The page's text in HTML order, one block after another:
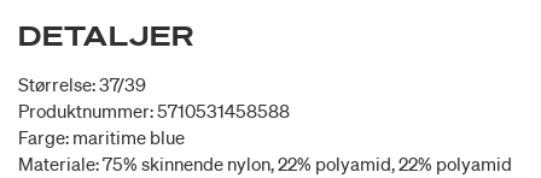
DETALJER
Størrelse: 37/39
Produktnummer: 5710531458588
Farge: maritime blue
Materiale: 75% skinnende nylon, 22% polyamid, 22% polyamid